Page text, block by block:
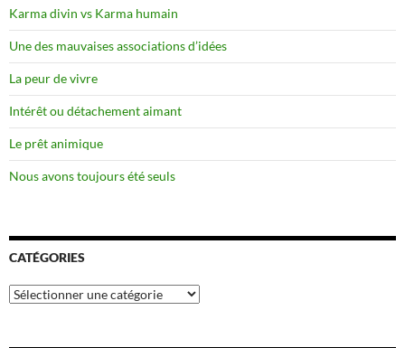
Karma divin vs Karma humain
Une des mauvaises associations d’idées
La peur de vivre
Intérêt ou détachement aimant
Le prêt animique
Nous avons toujours été seuls
CATÉGORIES
Catégories